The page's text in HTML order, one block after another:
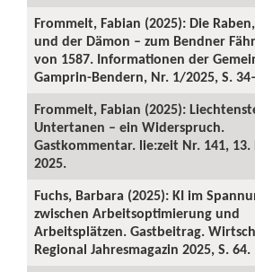
Frommelt, Fabian (2025): Die
und der Dämon – zum Bendner
von 1587. Informationen der
Gamprin-Bendern, Nr. 1/2025, S.
Frommelt, Fabian (2025):
Untertanen – ein Widerspruch.
Gastkommentar. lie:zeit Nr. 141, 13.
2025.
Fuchs, Barbara (2025): KI im
zwischen Arbeitsoptimierung und
Arbeitsplätzen. Gastbeitrag.
Regional Jahresmagazin 2025, S. 64.